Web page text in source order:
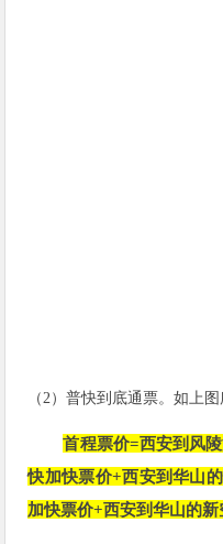
（2）普快到底通票。如上图
首程票价=西安到风
快加快票价+西安到华山
加快票价+西安到华山的新